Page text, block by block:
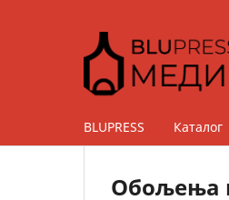
BLUPRESS Каталог
Обољења